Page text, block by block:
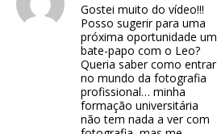
Gostei muito do vídeo!!!
Posso sugerir para uma
próxima oportunidade um
bate-papo com o Leo?
Queria saber como entrar
no mundo da fotografia
profissional… minha
formação universitária
não tem nada a ver com